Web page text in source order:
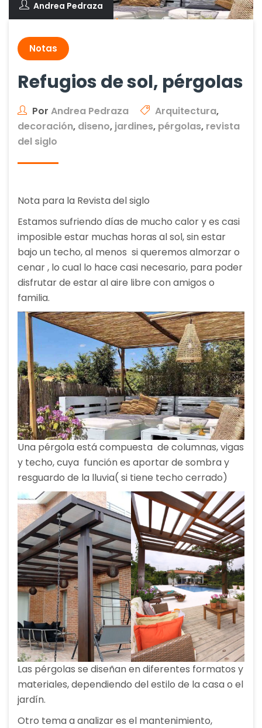
Andrea Pedraza
Notas
Refugios de sol, pérgolas
Por Andrea Pedraza Arquitectura,
decoración, diseno, jardines, pérgolas, revista
del siglo
Nota para la Revista del siglo
Estamos sufriendo días de mucho calor y es casi
imposible estar muchas horas al sol, sin estar
bajo un techo, al menos si queremos almorzar o
cenar , lo cual lo hace casi necesario, para poder
disfrutar de estar al aire libre con amigos o
familia.
Una pérgola está compuesta de columnas, vigas
y techo, cuya función es aportar de sombra y
resguardo de la lluvia( si tiene techo cerrado)
Las pérgolas se diseñan en diferentes formatos y
materiales, dependiendo del estilo de la casa o el
jardín.
Otro tema a analizar es el mantenimiento,